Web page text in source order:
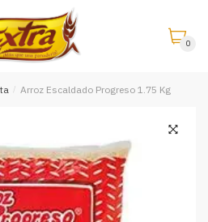
0
/ Arroz Escaldado Progreso 1.75 Kg